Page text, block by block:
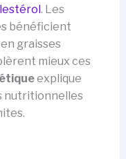
. Les
bénéficient
graisses
mieux ces
explique
nutritionnelles